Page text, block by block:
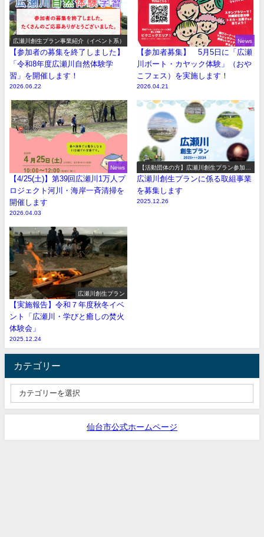
広瀬川創生プラン事業紹介（イベント系）
【参加者の募集を終了しました】
「令和8年度広瀬川自然体験学
習」を開催します！
2026.06.22
News
【参加者募集】 5月5日に「広瀬
川ボート・カヤック体験」（おや
こフェス）を実施します！
2026.04.21
News
【4/25(土)】第39回広瀬川1万人プ
ロジェクト河川・海岸一斉清掃を
開催します
2026.04.03
【活動団体の方】広瀬川創生プラン参加事
業の募集
広瀬川創生プランに係る取組事業
を募集します
2025.12.26
広瀬川創生プラン
【実施報告】令和７年度秋冬イベ
ント「広瀬川・学びと癒しの焚火
体験会」
2025.12.24
カテゴリー
仙台市公式ホームページ